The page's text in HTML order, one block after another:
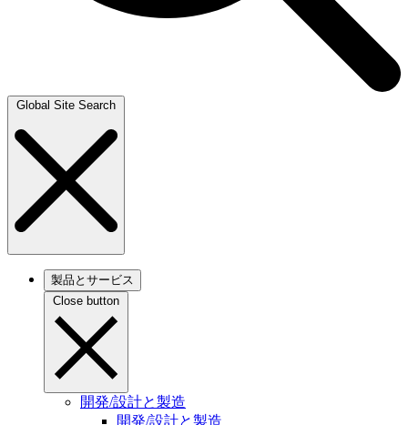
Global Site Search
製品とサービス
Close button
開発/設計と製造
開発/設計と製造